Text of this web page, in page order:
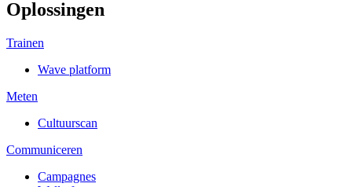
Oplossingen
Trainen
Wave platform
Meten
Cultuurscan
Communiceren
Campagnes